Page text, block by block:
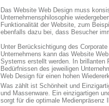
Das Website Web Design muss
Unternehmensphilosophie
Funktionalität der Website, zum
ebenfalls dazu bei, dass Besucher
Unter Berücksichtigung des
Unternehmens kann das Website
Systems erstellt werden. In brillanten
Bedürfnissen des jeweiligen
Web Design für einen hohen
Was zählt ist Schönheit und
und Massenware. Ein einzigartigen
sorgt für die optimale Medienpräsenz